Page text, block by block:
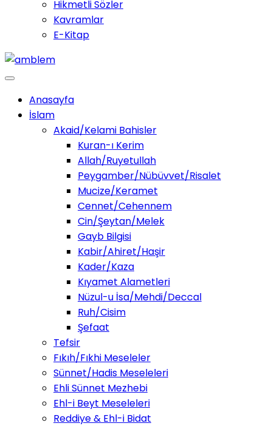
Hikmetli Sözler
Kavramlar
E-Kitap
Anasayfa
İslam
Akaid/Kelami Bahisler
Kuran-ı Kerim
Allah/Ruyetullah
Peygamber/Nübüvvet/Risalet
Mucize/Keramet
Cennet/Cehennem
Cin/Şeytan/Melek
Gayb Bilgisi
Kabir/Ahiret/Haşir
Kader/Kaza
Kıyamet Alametleri
Nüzul-u İsa/Mehdi/Deccal
Ruh/Cisim
Şefaat
Tefsir
Fıkıh/Fıkhi Meseleler
Sünnet/Hadis Meseleleri
Ehli Sünnet Mezhebi
Ehl-i Beyt Meseleleri
Reddiye & Ehl-i Bidat